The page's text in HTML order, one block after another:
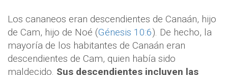
Los cananeos eran descendientes de Canaán, hijo
de Cam, hijo de Noé (Génesis 10:6). De hecho, la
mayoría de los habitantes de Canaán eran
descendientes de Cam, quien había sido
maldecido. Sus descendientes incluyen las